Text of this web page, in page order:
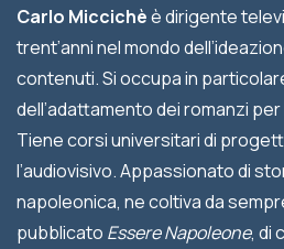
Carlo Miccichèè dirigente
trent’anni nel mondo
contenuti. Si occupa in
dell’adattamento dei romanzi
Tiene corsi universitari di
l’audiovisivo. Appassionato di
napoleonica, ne coltiva da
pubblicato Essere Napoleo­ne, di